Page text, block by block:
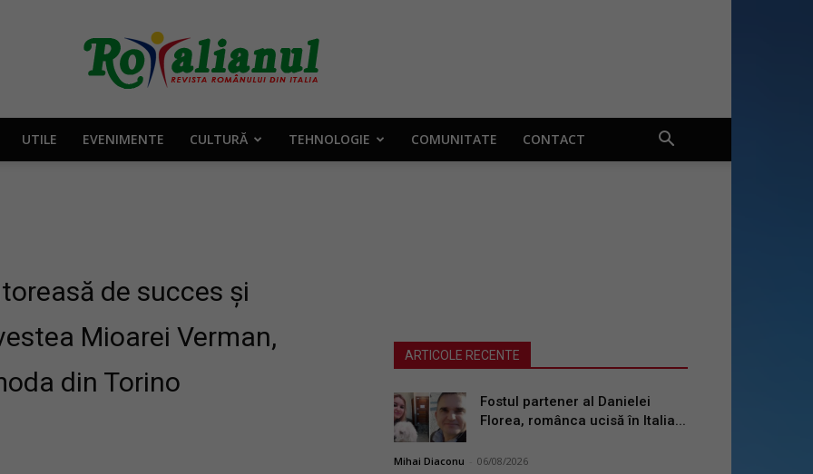
Rotalianul
UTILE EVENIMENTE CULTURĂ TEHNOLOGIE COMUNITATE CONTACT
de succes și
Mioarei Verman,
din Torino
ARTICOLE RECENTE
Fostul partener al Danielei
Florea, românca ucisă în Italia...
Mihai Diaconu 06/08/2026